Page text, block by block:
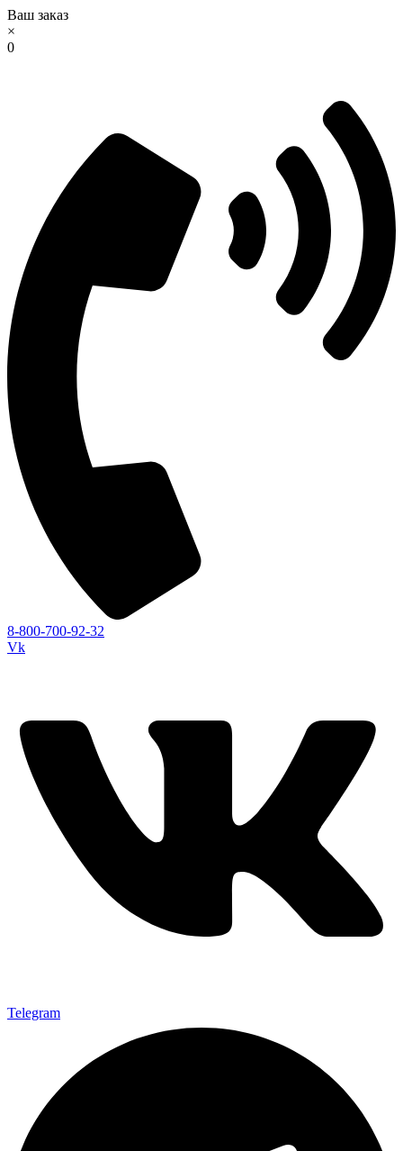
Ваш заказ
×
0
8-800-700-92-32
Vk
Telegram